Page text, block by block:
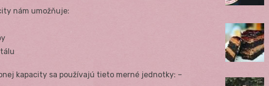
nám umožňuje:
kapacity sa používajú tieto merné jednotky: –